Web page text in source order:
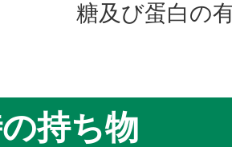
糖及び蛋白の
持ち物